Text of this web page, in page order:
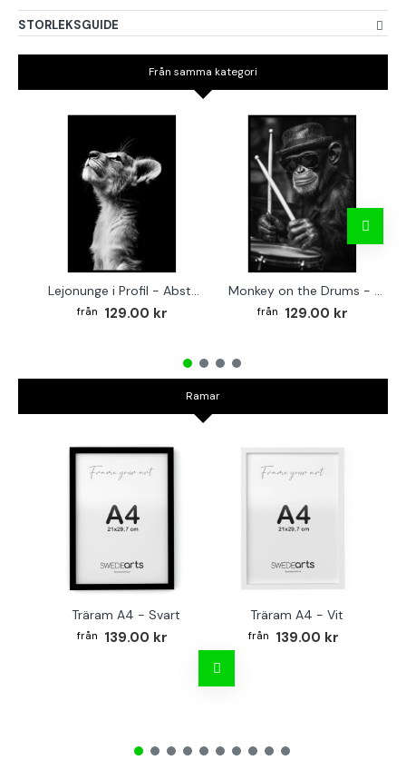
STORLEKSGUIDE
Från samma kategori
Lejonunge i Profil - Abstrakt poster i svartvitt
129.00 kr
Monkey on the Drums - Trendig poster
129.00 kr
Ramar
Träram A4 - Svart
139.00 kr
Träram A4 - Vit
139.00 kr